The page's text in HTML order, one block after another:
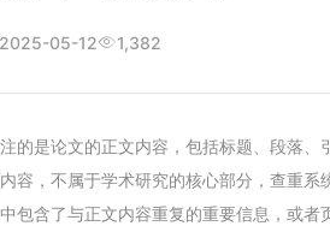
2025-05-12 1,382
的是论文的正文内容，包括标题、段落
容，不属于学术研究的核心部分，查重
包含了与正文内容重复的重要信息，或